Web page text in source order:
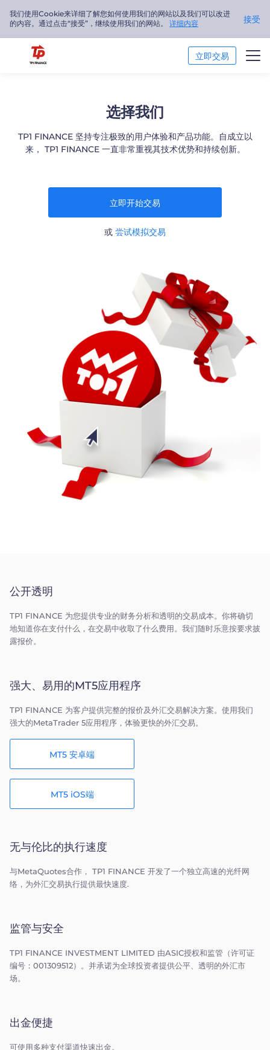
我们使用Cookie来详细了解您如何使用我们的网站以及我们可以改进
的内容。通过点击“接受”，继续使用我们的网站。 详细内容 接受
立即交易
市场分析
Trader
选择我们
TP1 FINANCE 坚持专注极致的用户体验和产品功能。自成立以
来， TP1 FINANCE 一直非常重视其技术优势和持续创新。
立即开始交易
或 尝试模拟交易
公开透明
TP1 FINANCE 为您提供专业的财务分析和透明的交易成本。你将确切
地知道你在支付什么，在交易中收取了什么费用。我们随时乐意按要求披
露报价。
强大、易用的MT5应用程序
TP1 FINANCE 为客户提供完整的报价及外汇交易解决方案。使用我们
强大的MetaTrader 5应用程序，体验更快的外汇交易。
MT5 安卓端
MT5 iOS端
无与伦比的执行速度
与MetaQuotes合作， TP1 FINANCE 开发了一个独立高速的光纤网
络，为外汇交易执行提供最快速度.
监管与安全
TP1 FINANCE INVESTMENT LIMITED 由ASIC授权和监管（许可证
编号：001309512）。并承诺为全球投资者提供公平、透明的外汇市
场。
出金便捷
可使用多种支付渠道快速出金。